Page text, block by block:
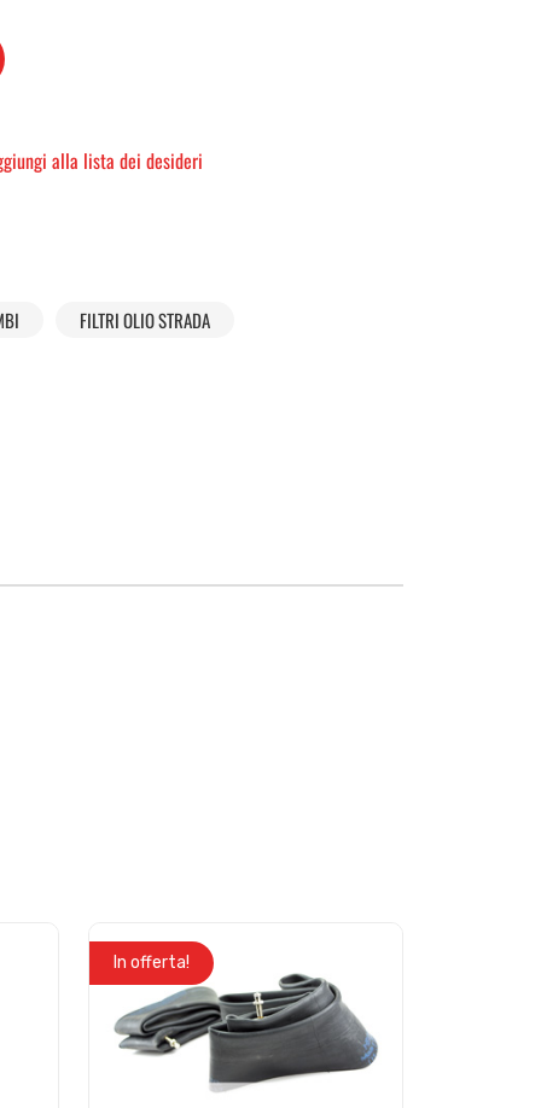
alla lista dei desideri
FILTRI OLIO STRADA
In offerta!